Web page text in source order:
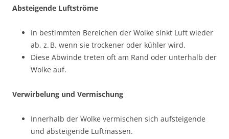
Absteigende Luftströme
In bestimmten Bereichen der Wolke sinkt Luft wieder
ab, z. B. wenn sie trockener oder kühler wird.
Diese Abwinde treten oft am Rand oder unterhalb der
Wolke auf.
Verwirbelung und Vermischung
Innerhalb der Wolke vermischen sich aufsteigende
und absteigende Luftmassen.